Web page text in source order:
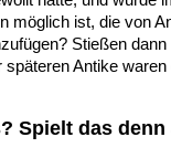
ist, die von
Stießen
Antike
Spielt das